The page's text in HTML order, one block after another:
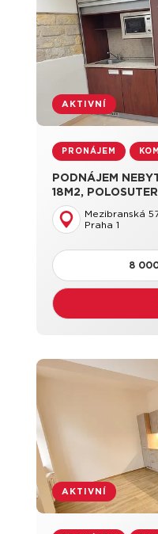
AKTIVNÍ
PRONÁJEM
PODNÁJEM
18M2,
MĚSTO
Mezibranská
Praha 1
8
AKTIVNÍ